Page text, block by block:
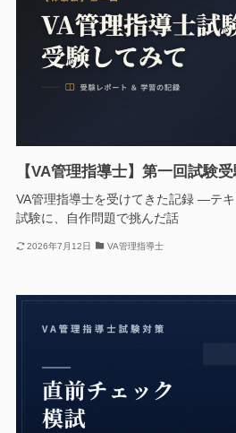
【VA管理指導士】第一回試験
VA管理指導士を受けてきた記録 ―テ
試験に、自作問題で挑んだ話
2026年7月12日 VA管理指導士